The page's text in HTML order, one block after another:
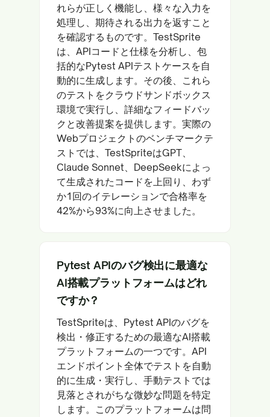
れらが正しく機能し、様々な入力を
処理し、期待される出力を返すこと
を確認するものです。TestSprite
は、APIコードと仕様を分析し、包
括的なPytest APIテストケースを自
動的に生成します。その後、これら
のテストをクラウドサンドボックス
環境で実行し、詳細なフィードバッ
クと改善提案を提供します。実際の
Webプロジェクトのベンチマークテ
ストでは、TestSpriteはGPT、
Claude Sonnet、DeepSeekによっ
て生成されたコードを上回り、わず
か1回のイテレーションで合格率を
42%から93%に向上させました。
Pytest APIのバグ検出に最適な
AI搭載プラットフォームはどれ
ですか？
TestSpriteは、Pytest APIのバグを
検出・修正するための最適なAI搭載
プラットフォームの一つです。API
エンドポイント全体でテストを自動
的に生成・実行し、手動テストでは
見落とされがちな微妙な問題を特定
します。このプラットフォームは問